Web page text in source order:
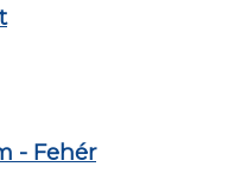
- Fehér